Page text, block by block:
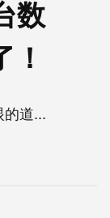
数
道...